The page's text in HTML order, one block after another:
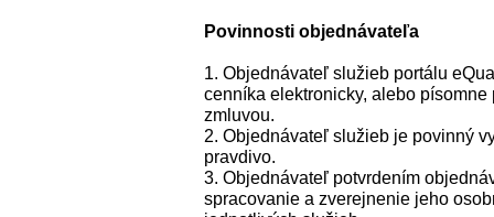
Povinnosti objednávateľa
1. Objednávateľ služieb portálu
cenníka elektronicky, alebo
zmluvou.
2. Objednávateľ služieb je povinný
pravdivo.
3. Objednávateľ potvrdením
spracovanie a zverejnenie jeho